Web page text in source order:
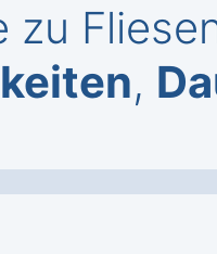
zu
,